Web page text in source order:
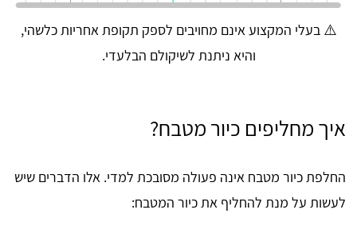
⚠️ בעלי המקצוע אינם מחויבים לספק תקופת אחריות כלשהי,
והיא ניתנת לשיקולם הבלעדי.
איך מחליפים כיור מטבח?
החלפת כיור מטבח אינה פעולה מסובכת למדי. אלו הדברים שיש
לעשות על מנת להחליף את כיור המטבח: